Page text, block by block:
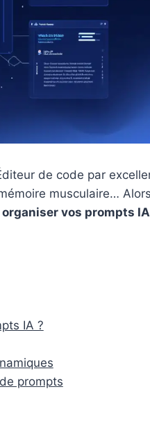
de code par
musculaire… Alors
organiser vos prompts IA
IA ?
prompts